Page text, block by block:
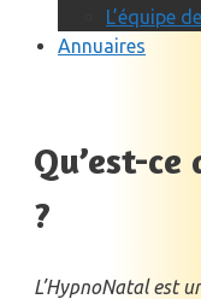
L’équipe
Annuaires
Qu’est-
?
L’HypnoNatal est